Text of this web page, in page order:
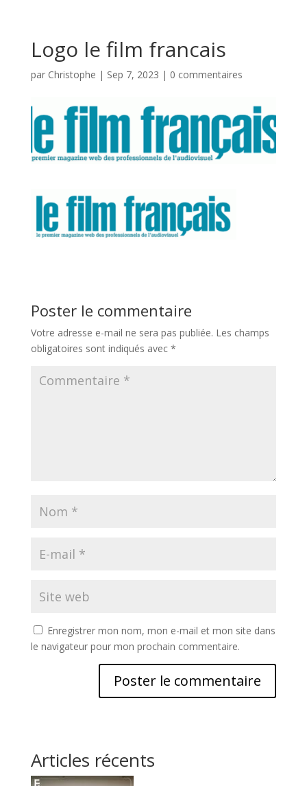
Logo le film francais
par Christophe | Sep 7, 2023 | 0 commentaires
Poster le commentaire
Votre adresse e-mail ne sera pas publiée. Les champs
obligatoires sont indiqués avec *
Enregistrer mon nom, mon e-mail et mon site dans
le navigateur pour mon prochain commentaire.
Articles récents